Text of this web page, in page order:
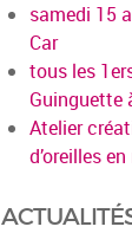
samedi 15
Car
tous les
Guinguette
Atelier
d’oreilles